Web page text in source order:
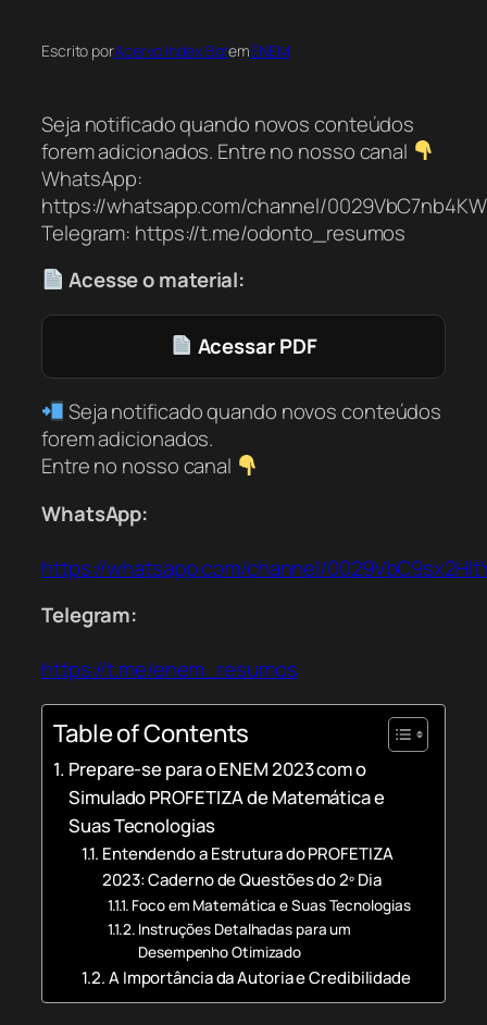
Escrito porAcervo Index BotemENEM
Seja notificado quando novos conteúdos
forem adicionados. Entre no nosso canal
WhatsApp:
https://whatsapp.com/channel/
Telegram: https://t.me/odonto_resumos
Acesse o material:
Acessar PDF
Seja notificado quando novos conteúdos
forem adicionados.
Entre no nosso canal
WhatsApp:
https://whatsapp.com/channel/
Telegram:
https://t.me/enem_resumos
Table of Contents
Prepare-se para o ENEM 2023 com o
Simulado PROFETIZA de Matemática e
Suas Tecnologias
Entendendo a Estrutura do PROFETIZA
2023: Caderno de Questões do 2º Dia
Foco em Matemática e Suas Tecnologias
Instruções Detalhadas para um
Desempenho Otimizado
A Importância da Autoria e Credibilidade